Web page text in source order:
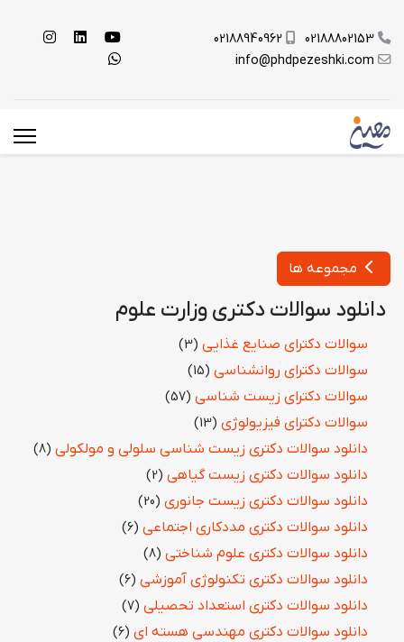
02188802153
02188940962
info@phdpezeshki.com
مجموعه ها
دانلود سوالات دکتری وزارت علوم
سوالات دکترای صنایع غذایی (3)
سوالات دکترای روانشناسی (15)
سوالات دکترای زیست شناسی (57)
سوالات دکترای فیزیولوژی (13)
دانلود سوالات دکتری زیست شناسی سلولی و مولکولی (8)
دانلود سوالات دکتری زیست گیاهی (2)
دانلود سوالات دکتری زیست جانوری (20)
دانلود سوالات دکتری مددکاری اجتماعی (6)
دانلود سوالات دکتری علوم شناختی (8)
دانلود سوالات دکتری تکنولوژی آموزشی (6)
دانلود سوالات دکتری استعداد تحصیلی (7)
دانلود سوالات دکتری مهندسی هسته ای (6)